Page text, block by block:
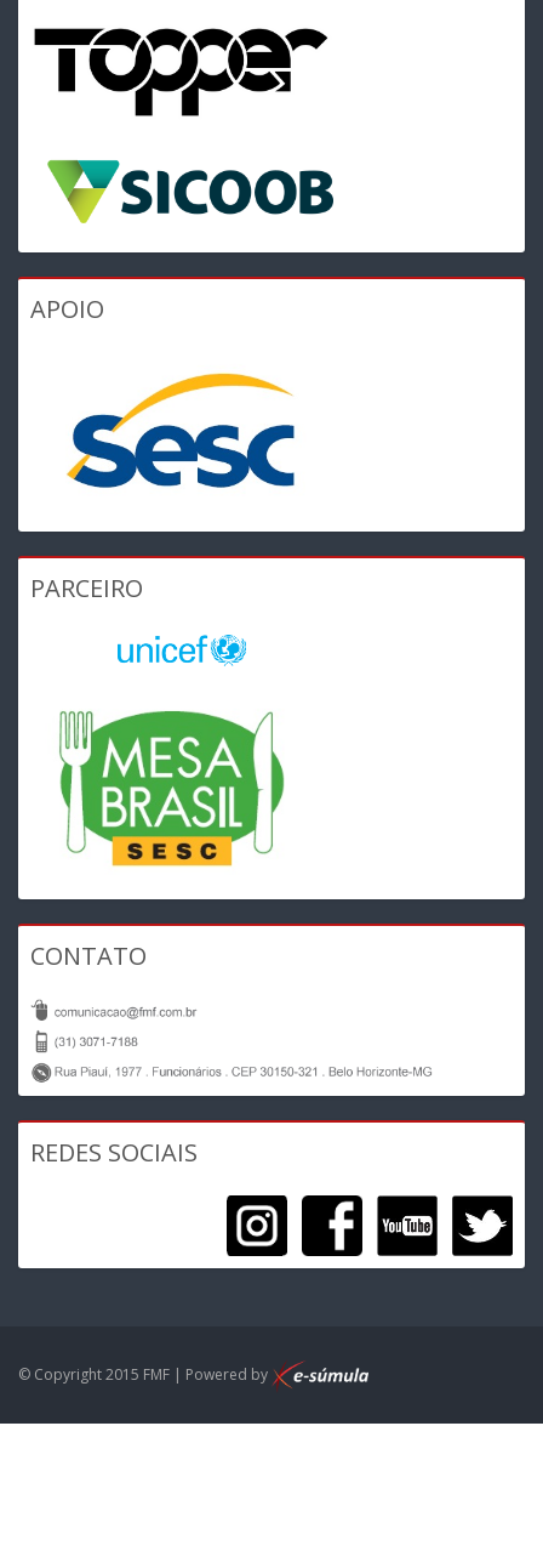
APOIO
PARCEIRO
CONTATO
REDES SOCIAIS
© Copyright 2015 FMF | Powered by